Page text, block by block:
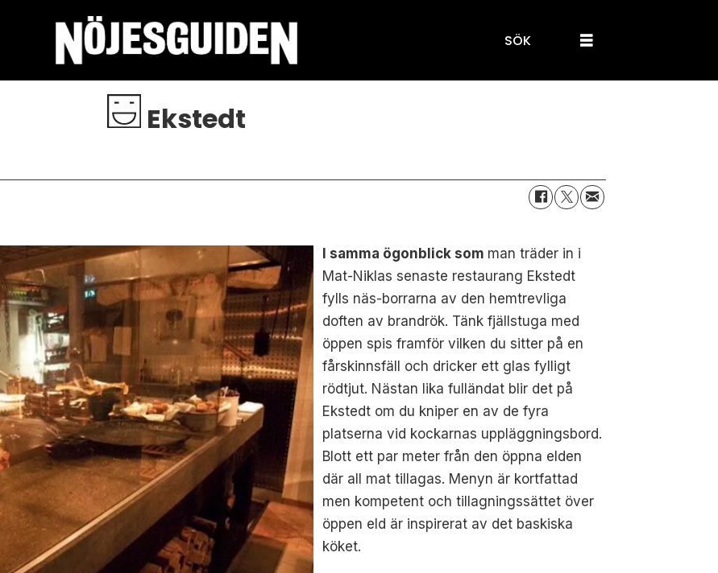
SÖK
Ekstedt
I samma ögonblick som man träder in i
Mat-Niklas senaste restaurang Ekstedt
fylls näs-borrarna av den hemtrevliga
doften av brandrök. Tänk fjällstuga med
öppen spis framför vilken du sitter på en
fårskinnsfäll och dricker ett glas fylligt
rödtjut. Nästan lika fulländat blir det på
Ekstedt om du kniper en av de fyra
platserna vid kockarnas uppläggningsbord.
Blott ett par meter från den öppna elden
där all mat tillagas. Menyn är kortfattad
men kompetent och tillagningssättet över
öppen eld är inspirerat av det baskiska
köket.